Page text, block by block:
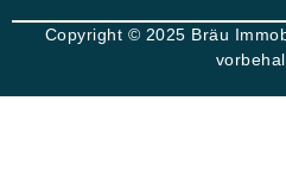
Copyright © 2025 Bräu